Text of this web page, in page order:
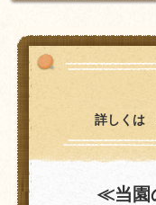
詳しくは
≪当園